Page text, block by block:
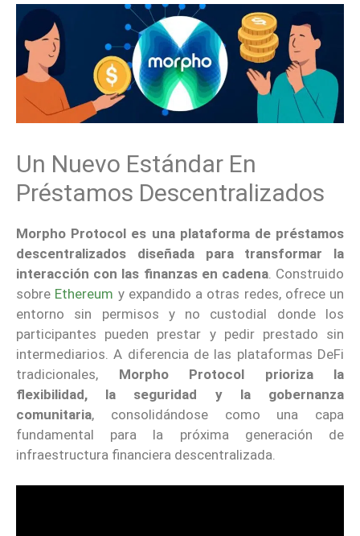
Un Nuevo Estándar En
Préstamos Descentralizados
Morpho Protocol es una plataforma de préstamos
descentralizados diseñada para transformar la
interacción con las finanzas en cadena. Construido
sobre Ethereum y expandido a otras redes, ofrece un
entorno sin permisos y no custodial donde los
participantes pueden prestar y pedir prestado sin
intermediarios. A diferencia de las plataformas DeFi
tradicionales, Morpho Protocol prioriza la
flexibilidad, la seguridad y la gobernanza
comunitaria, consolidándose como una capa
fundamental para la próxima generación de
infraestructura financiera descentralizada.